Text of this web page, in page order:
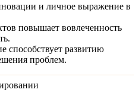
и личное выражение в
повышает вовлеченность
способствует развитию
проблем.